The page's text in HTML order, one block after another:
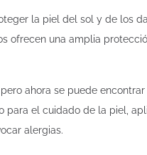
la piel del sol y de los
ofrecen una amplia
ahora se puede
para el cuidado de la piel,
alergias.